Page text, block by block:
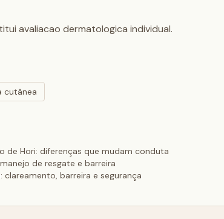
avaliacao dermatologica individual.
cutânea
de Hori: diferenças que mudam conduta
de resgate e barreira
barreira e segurança